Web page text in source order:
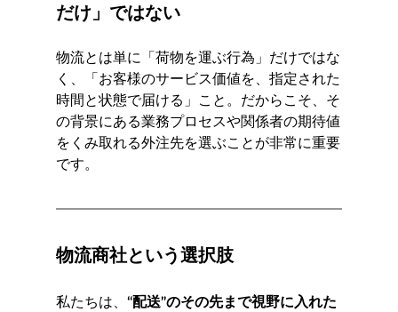
だけ」ではない
物流とは単に「荷物を運ぶ行為」だけではな
く、「お客様のサービス価値を、指定された
時間と状態で届ける」こと。だからこそ、そ
の背景にある業務プロセスや関係者の期待値
をくみ取れる外注先を選ぶことが非常に重要
です。
物流商社という選択肢
私たちは、 “配送”のその先まで視野に入れた